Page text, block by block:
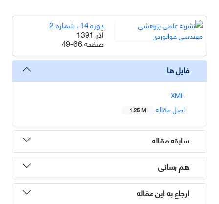
دوره 14، شماره 2
آذر 1391
صفحه49-66
فایل ها
XML
اصل مقاله
1.25 M
سابقه مقاله
هم رسانی
ارجاع به این مقاله